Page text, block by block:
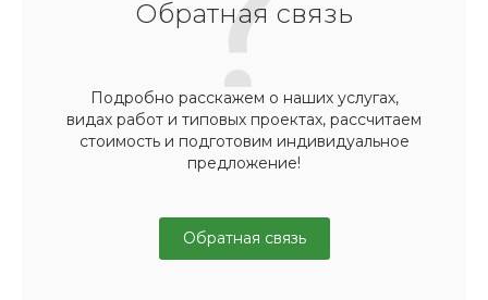
Обратная связь
Подробно расскажем о наших услугах,
видах работ и типовых проектах, рассчитаем
стоимость и подготовим индивидуальное
предложение!
Обратная связь